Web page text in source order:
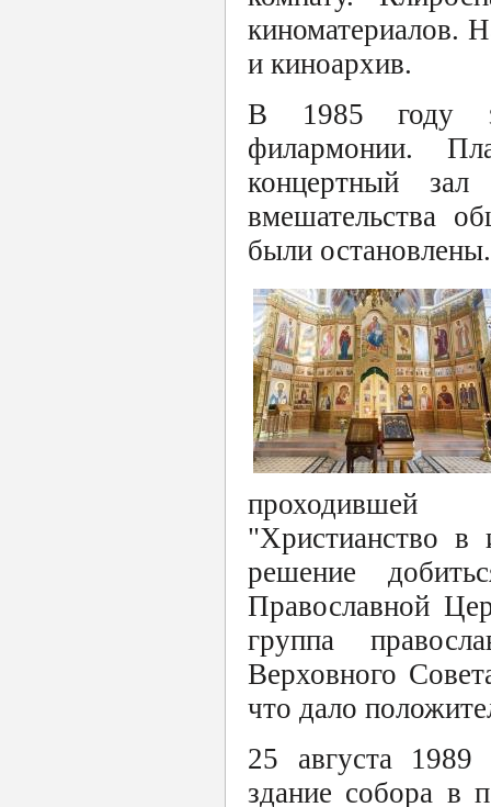
киноматериалов.
и киноархив.
В 1985 году
филармонии.
концертный
вмешательства
были остановлены.
проходившей
"Христианство в
решение
Православной
группа
Верховного
что дало
25 августа 1989
здание собора в